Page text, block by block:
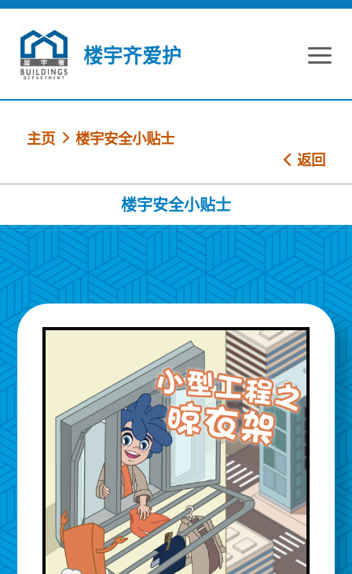
跳到内容
楼宇齐爱护
主页
楼宇安全小贴士
返回
楼宇安全小贴士